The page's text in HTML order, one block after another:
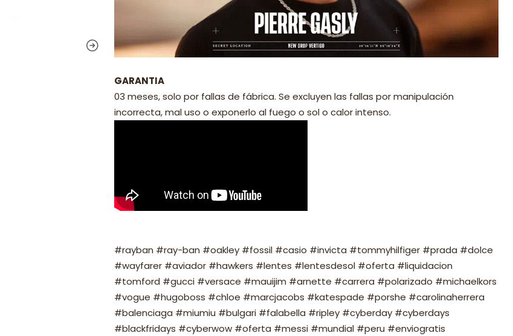
GARANTIA
03 meses, solo por fallas de fábrica. Se excluyen las fallas por manipulación
incorrecta, mal uso o exponerlo al fuego o sol o calor intenso.
#rayban #ray-ban #oakley #fossil #casio #invicta #tommyhilfiger #prada #dolce
#wayfarer #aviador #hawkers #lentes #lentesdesol #oferta #liquidacion
#tomford #gucci #versace #mauijim #arnette #carrera #polarizado #michaelkors
#vogue #hugoboss #chloe #marcjacobs #katespade #porshe #carolinaherrera
#balenciaga #miumiu #bulgari #falabella #ripley #cyberday #cyberdays
#blackfridays #cyberwow #oferta #messi #mundial #peru #enviogratis